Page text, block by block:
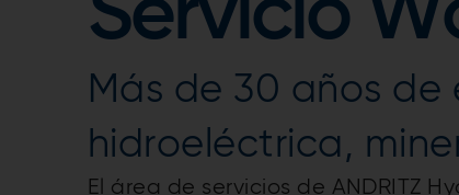
Servicio
Más de 30 años de
hidroeléctrica,
El área de servicios de ANDRITZ